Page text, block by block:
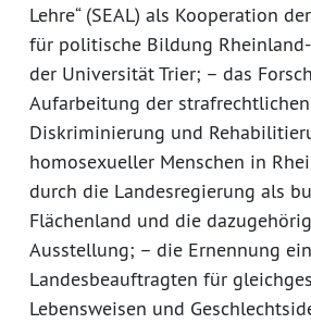
Lehre“ (SEAL) als Kooperation
für politische Bildung
der Universität Trier; – das
Aufarbeitung der
Diskriminierung und
homosexueller Menschen in
durch die Landesregierung als
Flächenland und die
Ausstellung; – die Ernennung
Landesbeauftragten für
Lebensweisen und